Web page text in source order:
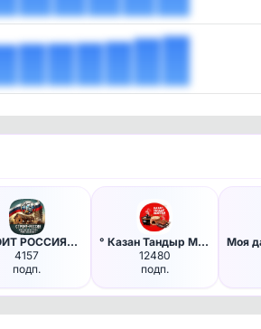
СТРОИТ РОССИЯ🇷🇺Ваш гид в ремо…
4157
подп.
° Казан Тандыр Мангал - готов…
12480
подп.